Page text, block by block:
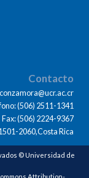
Contacto
(506) 2511-1341
Fax: (506) 2224-9367
2060,Costa Rica
© Universidad de